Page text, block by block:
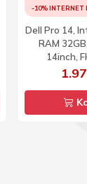
-10% INTERNET
Dell Pro 14,
RAM
14inch,